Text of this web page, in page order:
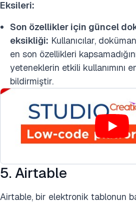
Eksileri:
Son özellikler için güncel
eksikliği: Kullanıcılar,
en son özellikleri
yeteneklerin etkili kullanımını
bildirmiştir.
5. Airtable
Airtable, bir elektronik tablonun